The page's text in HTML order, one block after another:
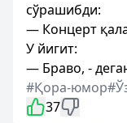
сўрашибди:
— Концерт
У йигит:
— Браво, -
#Қора-юмор
37